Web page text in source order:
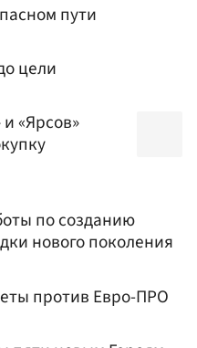
пути
цели
«Ярсов»
по созданию
нового поколения
против Евро-ПРО